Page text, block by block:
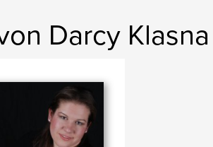
Darcy Klasna